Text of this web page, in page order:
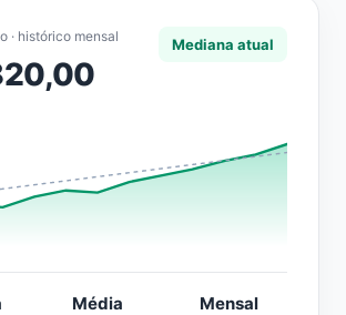
· histórico mensal Mediana atual
Média Mensal